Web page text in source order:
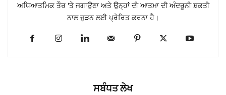
ਅਧਿਆਤਮਿਕ ਤੌਰ 'ਤੇ ਜਗਾਉਣਾ ਅਤੇ ਉਨ੍ਹਾਂ ਦੀ ਆਤਮਾ ਦੀ ਅੰਦਰੂਨੀ ਸ਼ਕਤੀ
ਨਾਲ ਜੁੜਨ ਲਈ ਪ੍ਰੇਰਿਤ ਕਰਨਾ ਹੈ।
ਸਬੰਧਤ ਲੇਖ